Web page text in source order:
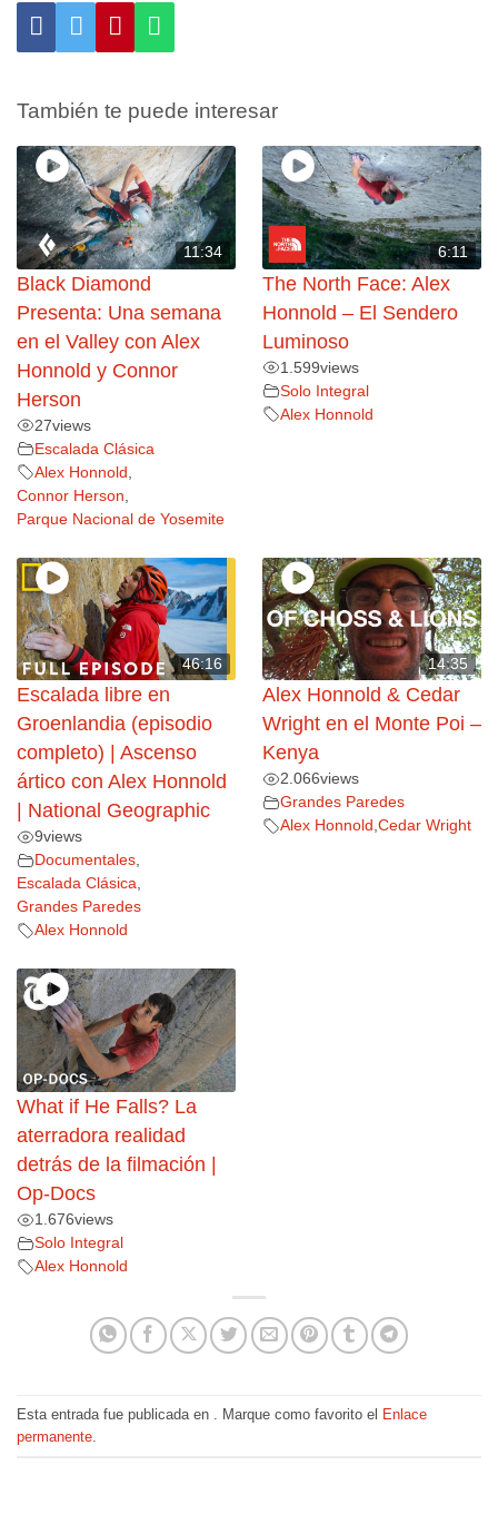
También te puede interesar
11:34
Black Diamond
Presenta: Una semana
en el Valley con Alex
Honnold y Connor
Herson
27views
Escalada Clásica
Alex Honnold
Connor Herson
Parque Nacional de Yosemite
6:11
The North Face: Alex
Honnold – El Sendero
Luminoso
1.599views
Solo Integral
Alex Honnold
46:16
Escalada libre en
Groenlandia (episodio
completo) | Ascenso
ártico con Alex Honnold
| National Geographic
9views
Documentales,
Escalada Clásica,
Grandes Paredes
Alex Honnold
14:35
Alex Honnold & Cedar
Wright en el Monte Poi –
Kenya
2.066views
Grandes Paredes
Alex Honnold,Cedar Wright
What if He Falls? La
aterradora realidad
detrás de la filmación |
Op-Docs
1.676views
Solo Integral
Alex Honnold
Esta entrada fue publicada en . Marque como favorito el Enlace
permanente